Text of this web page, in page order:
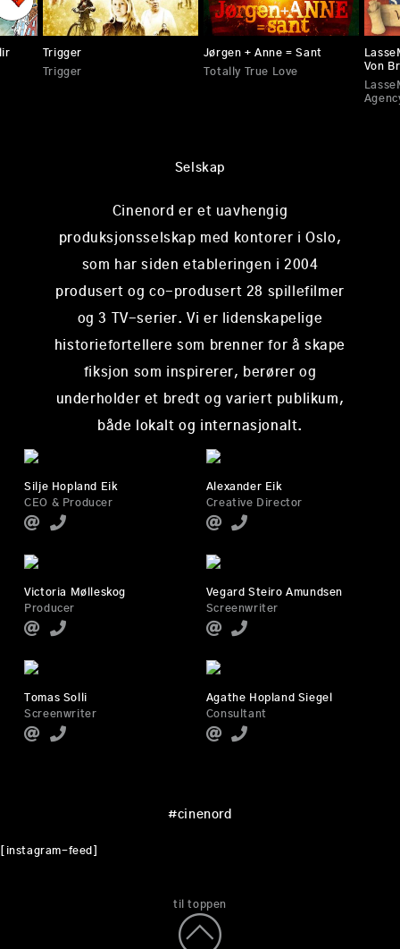
Trigger
Trigger
Jørgen + Anne = Sant
Totally True Love
Von
Selskap
Cinenord er et uavhengig
produksjonsselskap med kontorer i Oslo,
som har siden etableringen i 2004
produsert og co-produsert 28 spillefilmer
og 3 TV-serier. Vi er lidenskapelige
historiefortellere som brenner for å skape
fiksjon som inspirerer, berører og
underholder et bredt og variert publikum,
både lokalt og internasjonalt.
Silje Hopland Eik
CEO & Producer
Alexander Eik
Creative Director
Victoria Mølleskog
Producer
Vegard Steiro Amundsen
Screenwriter
Tomas Solli
Screenwriter
Agathe Hopland Siegel
Consultant
#cinenord
[instagram-feed]
til toppen